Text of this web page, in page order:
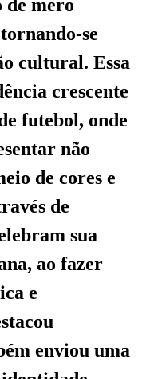
de mero
se
cultural. Essa
crescente
futebol, onde
não
de cores e
de
sua
ao fazer
e
enviou uma